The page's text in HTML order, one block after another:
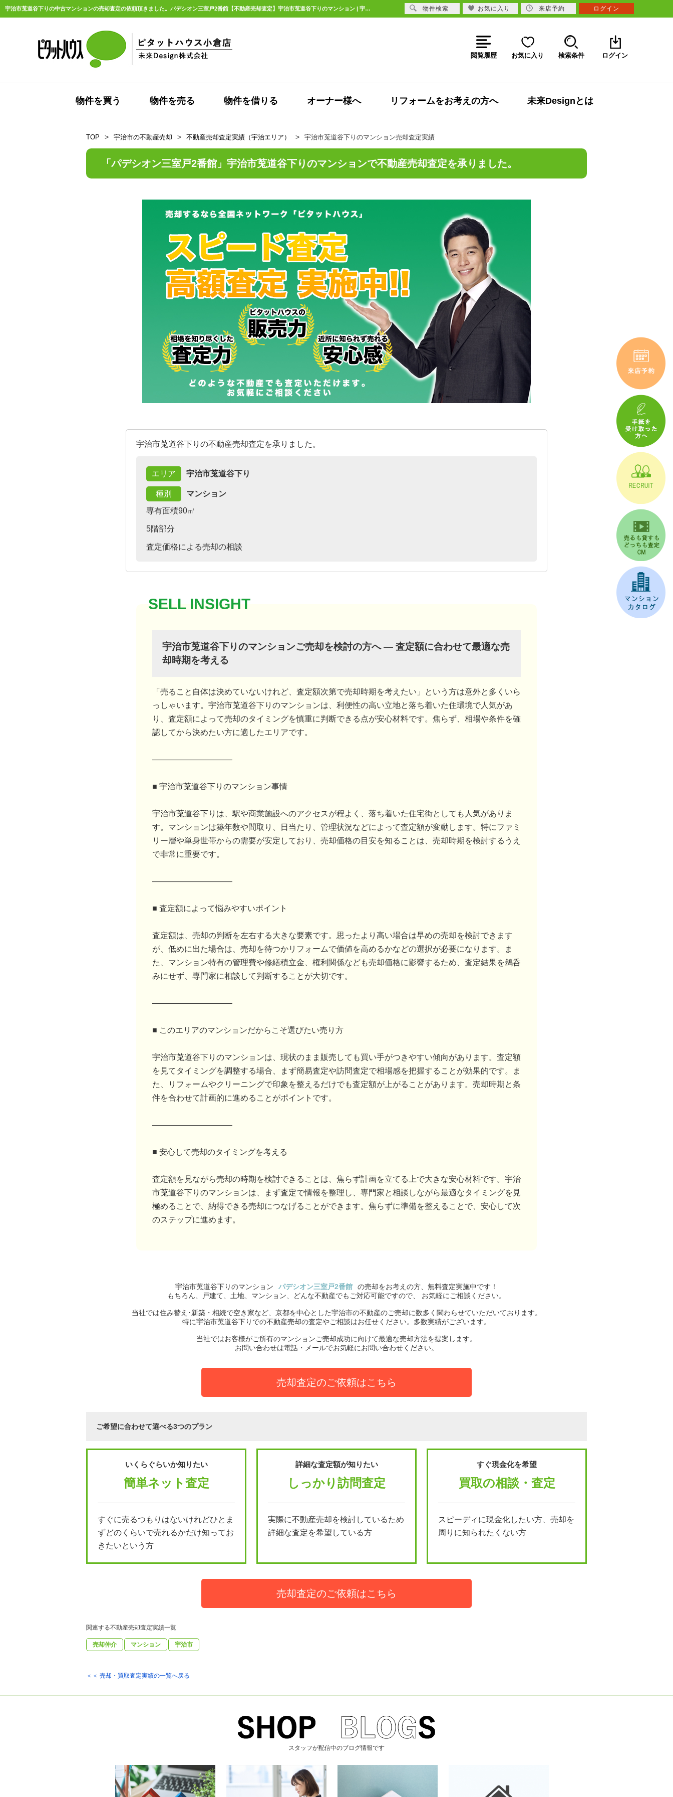
宇治市莵道谷下りの中古マンションの売却査定の依頼頂きました。パデシオン三室戸2番館【不動産売却査定】宇治市莵道谷下りのマンション | 宇治エリアの不動産購入、売却、賃貸のことなら未来Designへ
閲覧履歴 お気に入り 検索条件 ログイン
物件を買う 物件を売る 物件を借りる オーナー様へ リフォームをお考えの方へ 未来Designとは
TOP 宇治市の不動産売却 不動産売却査定実績（宇治エリア） 宇治市莵道谷下りのマンション売却査定実績
パデシオン三室戸2番館 宇治市莵道谷下りのマンションで不動産売却査定を承りました。
宇治市莵道谷下りの不動産売却査定を承りました。
エリア 宇治市莵道谷下り
種別
マンション
専有面積90㎡
5階部分
査定価格による売却の相談
宇治市莵道谷下りのマンションご売却を検討の方へ ― 査定額に合わせて最適な売
却時期を考える
「売ること自体は決めていないけれど、査定額次第で売却時期を考えたい」という方は意外と多くいら
っしゃいます。宇治市莵道谷下りのマンションは、利便性の高い立地と落ち着いた住環境で人気があ
り、査定額によって売却のタイミングを慎重に判断できる点が安心材料です。焦らず、相場や条件を確
認してから決めたい方に適したエリアです。
――――――――――
■ 宇治市莵道谷下りのマンション事情
宇治市莵道谷下りは、駅や商業施設へのアクセスが程よく、落ち着いた住宅街としても人気がありま
す。マンションは築年数や間取り、日当たり、管理状況などによって査定額が変動します。特にファミ
リー層や単身世帯からの需要が安定しており、売却価格の目安を知ることは、売却時期を検討するうえ
で非常に重要です。
――――――――――
■ 査定額によって悩みやすいポイント
査定額は、売却の判断を左右する大きな要素です。思ったより高い場合は早めの売却を検討できます
が、低めに出た場合は、売却を待つかリフォームで価値を高めるかなどの選択が必要になります。ま
た、マンション特有の管理費や修繕積立金、権利関係なども売却価格に影響するため、査定結果を鵜呑
みにせず、専門家に相談して判断することが大切です。
――――――――――
■ このエリアのマンションだからこそ選びたい売り方
宇治市莵道谷下りのマンションは、現状のまま販売しても買い手がつきやすい傾向があります。査定額
を見てタイミングを調整する場合、まず簡易査定や訪問査定で相場感を把握することが効果的です。ま
た、リフォームやクリーニングで印象を整えるだけでも査定額が上がることがあります。売却時期と条
件を合わせて計画的に進めることがポイントです。
――――――――――
■ 安心して売却のタイミングを考える
査定額を見ながら売却の時期を検討できることは、焦らず計画を立てる上で大きな安心材料です。宇治
市莵道谷下りのマンションは、まず査定で情報を整理し、専門家と相談しながら最適なタイミングを見
極めることで、納得できる売却につなげることができます。焦らずに準備を整えることで、安心して次
のステップに進めます。
宇治市莵道谷下りのマンション パデシオン三室戸2番館
の売却をお考えの方、無料査定実施中です！
もちろん、戸建て、土地、マンション、どんな不動産でもご対応可能ですので、 お気軽にご相談ください。
当社では住み替え･新築・相続で空き家など、京都を中心とした宇治市の不動産のご売却に数多く関わらせていただいております。
特に宇治市莵道谷下りでの不動産売却の査定やご相談はお任せください。多数実績がございます。
当社ではお客様がご所有のマンションご売却成功に向けて最適な売却方法を提案します。
お問い合わせは電話・メールでお気軽にお問い合わせください。
売却査定のご依頼はこちら
ご希望に合わせて選べる3つのプラン
いくらぐらいか知りたい
簡単ネット査定
すぐに売るつもりはないけれどひとま
ずどのくらいで売れるかだけ知ってお
きたいという方
詳細な査定額が知りたい
しっかり訪問査定
実際に不動産売却を検討しているため
詳細な査定を希望している方
すぐ現金化を希望
買取の相談・査定
スピーディに現金化したい方、売却を
周りに知られたくない方
売却査定のご依頼はこちら
関連する不動産売却査定実績一覧
売却仲介 マンション 宇治市
＜＜ 売却・買取査定実績の一覧へ戻る
スタッフが配信中のブログ情報です
物件検索 お気に入り 来店予約 ログイン